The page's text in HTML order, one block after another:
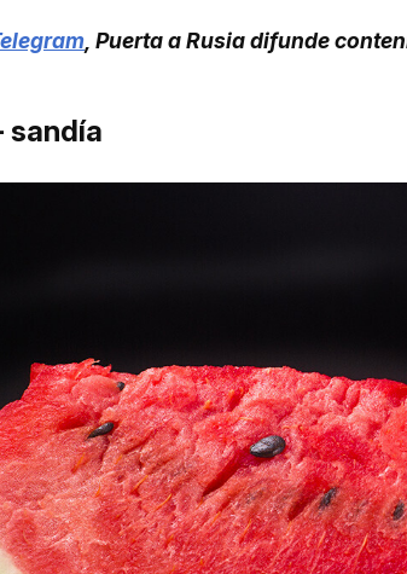
, Puerta a Rusia difunde
sandía